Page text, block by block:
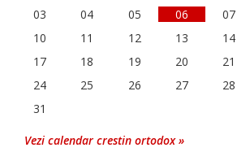
03
04 05 06 07
10
11 12 13 14
17
18 19 20 21
24
25 26 27 28
31
Vezi calendar crestin ortodox »